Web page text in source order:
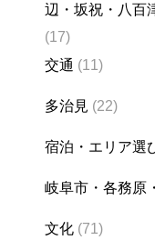
辺・坂祝・八百
(17)
交通 (11)
多治見 (22)
宿泊・エリア選
岐阜市・各務原
文化 (71)